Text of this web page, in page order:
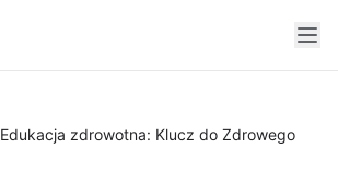
Edukacja zdrowotna: Klucz do Zdrowego